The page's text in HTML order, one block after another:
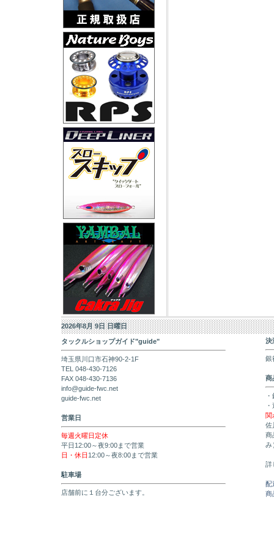
2026年8月 9日 日曜日
タックルショップガイド"guide"
埼玉県川口市石神90-2-1F
TEL 048-430-7126
FAX 048-430-7136
info@guide-fwc.net
guide-fwc.net
営業日
毎週火曜日定休
平日12:00～夜9:00まで営業
日・休日 12:00～夜8:00まで営業
駐車場
店舗前に１台分ございます。
決
銀
商
関
佐
商
み
詳
配
商